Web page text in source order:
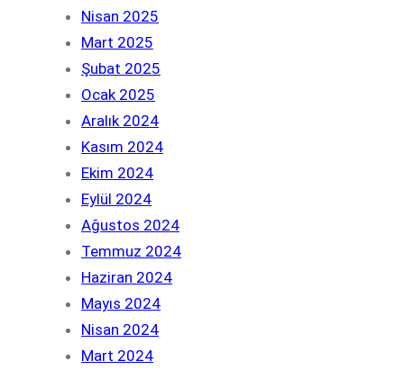
Nisan 2025
Mart 2025
Şubat 2025
Ocak 2025
Aralık 2024
Kasım 2024
Ekim 2024
Eylül 2024
Ağustos 2024
Temmuz 2024
Haziran 2024
Mayıs 2024
Nisan 2024
Mart 2024